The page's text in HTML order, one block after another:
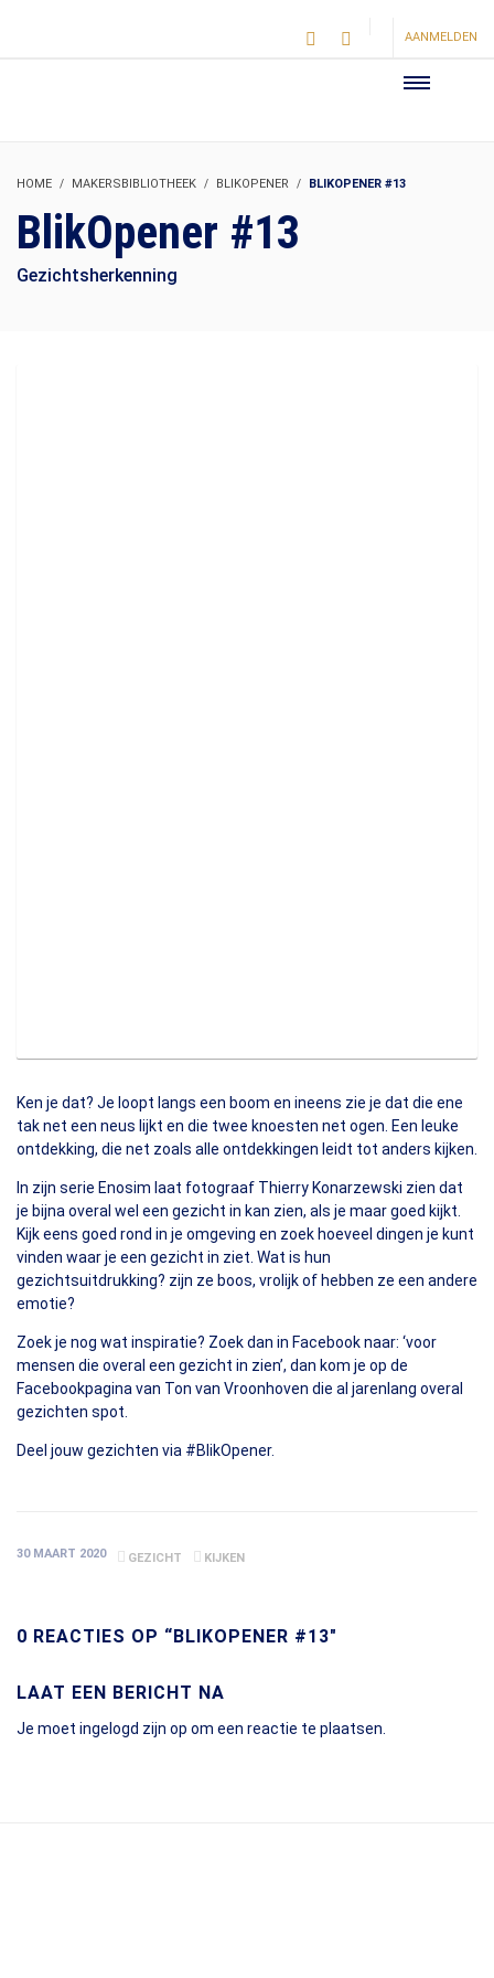
AANMELDEN
HOME MAKERSBIBLIOTHEEK BLIKOPENER BLIKOPENER #13
BlikOpener #13
Gezichtsherkenning
Ken je dat? Je loopt langs een boom en ineens zie je dat die ene
tak net een neus lijkt en die twee knoesten net ogen. Een leuke
ontdekking, die net zoals alle ontdekkingen leidt tot anders kijken.
In zijn serie Enosim laat fotograaf Thierry Konarzewski zien dat
je bijna overal wel een gezicht in kan zien, als je maar goed kijkt.
Kijk eens goed rond in je omgeving en zoek hoeveel dingen je kunt
vinden waar je een gezicht in ziet. Wat is hun
gezichtsuitdrukking? zijn ze boos, vrolijk of hebben ze een andere
emotie?
Zoek je nog wat inspiratie? Zoek dan in Facebook naar: ‘voor
mensen die overal een gezicht in zien’, dan kom je op de
Facebookpagina van Ton van Vroonhoven die al jarenlang overal
gezichten spot.
Deel jouw gezichten via #BlikOpener.
30 MAART 2020 GEZICHT KIJKEN
0 REACTIES OP “BLIKOPENER #13"
LAAT EEN BERICHT NA
Je moet ingelogd zijn op om een reactie te plaatsen.